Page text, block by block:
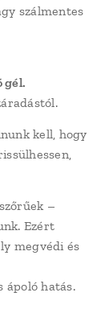
szálmentes
gél.
kell, hogy
–
Ezért
megvédi és
ápoló hatás.